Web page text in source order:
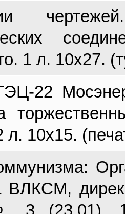
1 л. 10х27.
22
л. 10х15.
ВЛКСМ,
3 (23.01). 1